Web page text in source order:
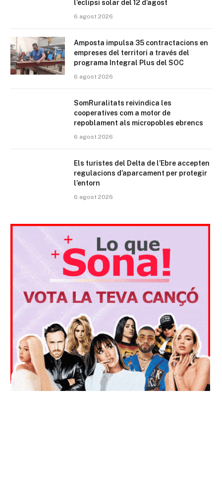
l’eclipsi solar del 12 d’agost
6 agost 2026
Amposta impulsa 35 contractacions en
empreses del territori a través del
programa Integral Plus del SOC
6 agost 2026
SomRuralitats reivindica les
cooperatives com a motor de
repoblament als micropobles ebrencs
6 agost 2026
Els turistes del Delta de l’Ebre accepten
regulacions d’aparcament per protegir
l’entorn
6 agost 2026